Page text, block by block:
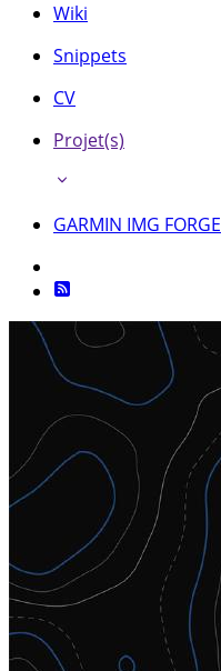
Wiki
Snippets
CV
Projet(s)
GARMIN IMG FORGE